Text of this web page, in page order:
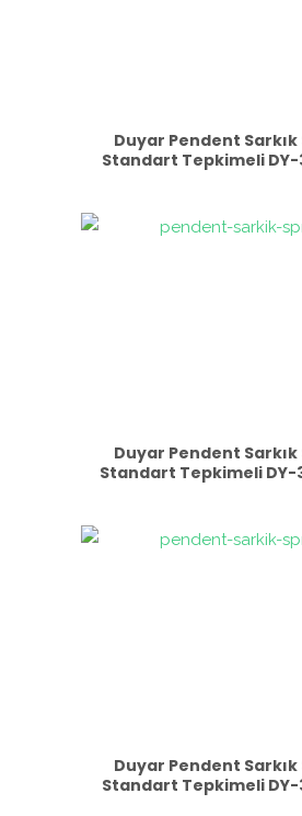
Duyar Pendent
Standart Tepkimeli DY-
Duyar Pendent
Standart Tepkimeli DY-
Duyar Pendent
Standart Tepkimeli DY-